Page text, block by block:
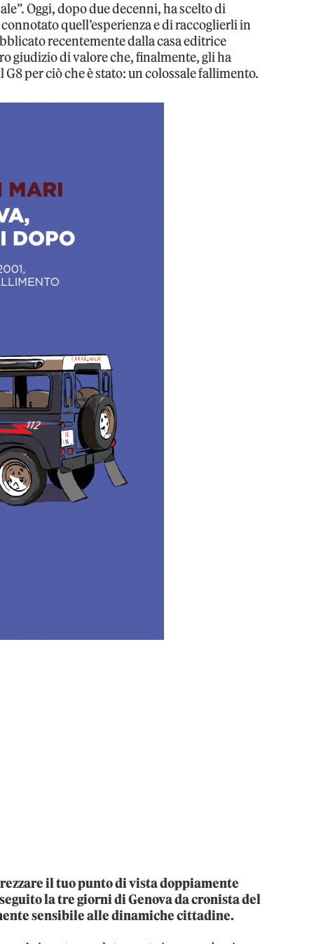
Oggi, dopo due decenni, ha scelto di
quell’esperienza e di raccoglierli in
recentemente dalla casa editrice
giudizio di valore che, finalmente, gli ha
per ciò che è stato: un colossale fallimento.
il tuo punto di vista doppiamente
la tre giorni di Genova da cronista del
sensibile alle dinamiche cittadine.